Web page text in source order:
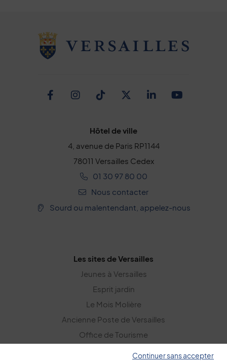
Facebook
Instagram
TikTokTwitter
Linkedin
Hôtel de ville
4, avenue de Paris RP1144
78011 Versailles Cedex
01 30 97 80 00
Nous contacter
Sourd ou malentendant, appelez-nous
Les sites de Versailles
Jeunes à Versailles
Esprit jardin
Le Mois Molière
Ancienne Poste de Versailles
Office de Tourisme
Continuer sans accepter